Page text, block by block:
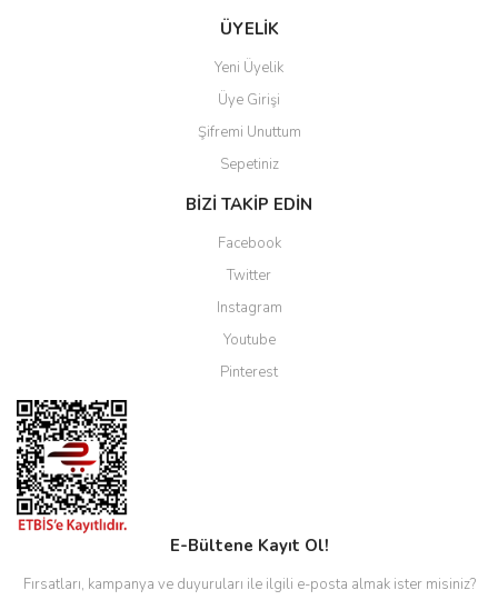
ÜYELİK
Yeni Üyelik
Üye Girişi
Şifremi Unuttum
Sepetiniz
BİZİ TAKİP EDİN
Facebook
Twitter
Instagram
Youtube
Pinterest
E-Bültene Kayıt Ol!
Fırsatları, kampanya ve duyuruları ile ilgili e-posta almak ister misiniz?